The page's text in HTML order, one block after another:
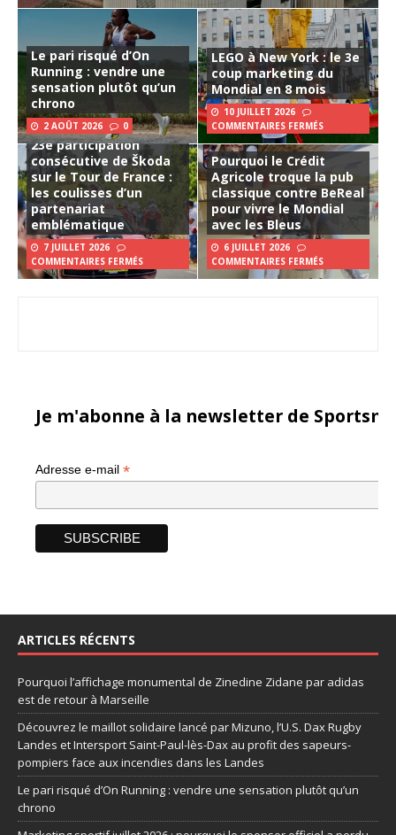
Le pari risqué d’On
Running : vendre une
sensation plutôt qu’un
chrono
2 AOÛT 2026 0
LEGO à New York : le 3e
coup marketing du
Mondial en 8 mois
10 JUILLET 2026
COMMENTAIRES FERMÉS
23e participation
consécutive de Škoda
sur le Tour de France :
les coulisses d’un
partenariat
emblématique
7 JUILLET 2026
COMMENTAIRES FERMÉS
Pourquoi le Crédit
Agricole troque la pub
classique contre BeReal
pour vivre le Mondial
avec les Bleus
6 JUILLET 2026
COMMENTAIRES FERMÉS
Je m'abonne à la newsletter de
Adresse e-mail *
ARTICLES RÉCENTS
Pourquoi l’affichage monumental de Zinedine Zidane par adidas
est de retour à Marseille
Découvrez le maillot solidaire lancé par Mizuno, l’U.S. Dax Rugby
Landes et Intersport Saint-Paul-lès-Dax au profit des sapeurs-
pompiers face aux incendies dans les Landes
Le pari risqué d’On Running : vendre une sensation plutôt qu’un
chrono